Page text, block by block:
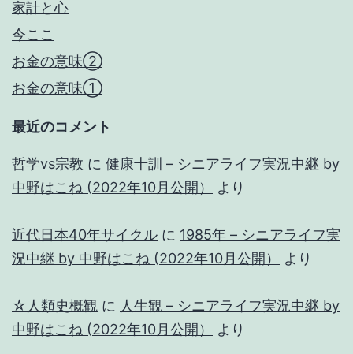
家計と心
今ここ
お金の意味②
お金の意味①
最近のコメント
哲学vs宗教 に 健康十訓 – シニアライフ実況中継 by
中野はこね (2022年10月公開）
より
近代日本40年サイクル に 1985年 – シニアライフ実
況中継 by 中野はこね (2022年10月公開）
より
☆人類史概観 に 人生観 – シニアライフ実況中継 by
中野はこね (2022年10月公開）
より